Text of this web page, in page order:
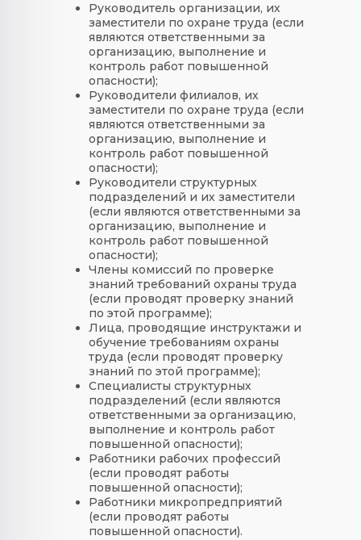
Руководитель организации, их
заместители по охране труда (если
являются ответственными за
организацию, выполнение и
контроль работ повышенной
опасности);
Руководители филиалов, их
заместители по охране труда (если
являются ответственными за
организацию, выполнение и
контроль работ повышенной
опасности);
Руководители структурных
подразделений и их заместители
(если являются ответственными за
организацию, выполнение и
контроль работ повышенной
опасности);
Члены комиссий по проверке
знаний требований охраны труда
(если проводят проверку знаний
по этой программе);
Лица, проводящие инструктажи и
обучение требованиям охраны
труда (если проводят проверку
знаний по этой программе);
Специалисты структурных
подразделений (если являются
ответственными за организацию,
выполнение и контроль работ
повышенной опасности);
Работники рабочих профессий
(если проводят работы
повышенной опасности);
Работники микропредприятий
(если проводят работы
повышенной опасности).